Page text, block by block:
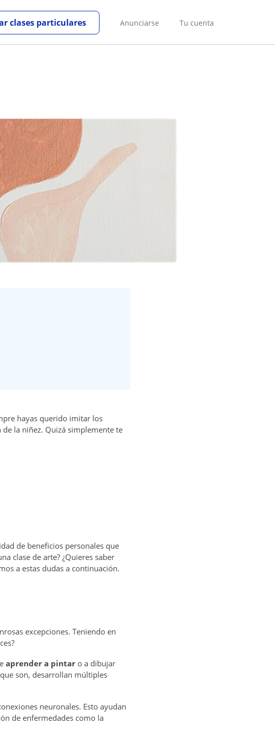
Anunciarse Tu cuenta
clases particulares
hayas querido imitar los
la niñez. Quizá simplemente te
de beneficios personales que
clase de arte? ¿Quieres saber
a estas dudas a continuación.
excepciones. Teniendo en
aprender a pintar o a dibujar
son, desarrollan múltiples
neuronales. Esto ayudan
de enfermedades como la